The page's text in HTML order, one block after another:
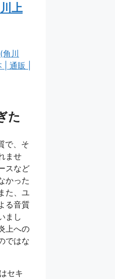
上
た
で、そ
ませ
スなど
かった
た、ユ
る音質
まし
上への
ではな
セキ